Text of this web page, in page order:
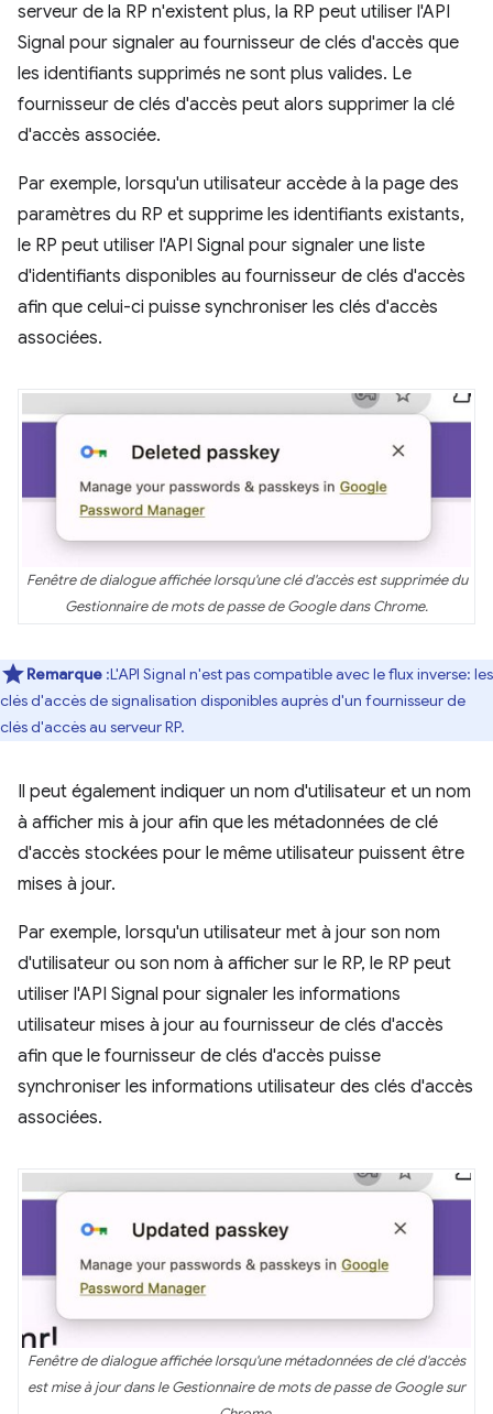
serveur de la RP n'existent plus, la RP peut utiliser l'API
Signal pour signaler au fournisseur de clés d'accès que
les identifiants supprimés ne sont plus valides. Le
fournisseur de clés d'accès peut alors supprimer la clé
d'accès associée.
Par exemple, lorsqu'un utilisateur accède à la page des
paramètres du RP et supprime les identifiants existants,
le RP peut utiliser l'API Signal pour signaler une liste
d'identifiants disponibles au fournisseur de clés d'accès
afin que celui-ci puisse synchroniser les clés d'accès
associées.
Fenêtre de dialogue affichée lorsqu'une clé d'accès est supprimée du
Gestionnaire de mots de passe de Google dans Chrome.
Remarque :L'API Signal n'est pas compatible avec le flux inverse: les
clés d'accès de signalisation disponibles auprès d'un fournisseur de
clés d'accès au serveur RP.
Il peut également indiquer un nom d'utilisateur et un nom
à afficher mis à jour afin que les métadonnées de clé
d'accès stockées pour le même utilisateur puissent être
mises à jour.
Par exemple, lorsqu'un utilisateur met à jour son nom
d'utilisateur ou son nom à afficher sur le RP, le RP peut
utiliser l'API Signal pour signaler les informations
utilisateur mises à jour au fournisseur de clés d'accès
afin que le fournisseur de clés d'accès puisse
synchroniser les informations utilisateur des clés d'accès
associées.
Fenêtre de dialogue affichée lorsqu'une métadonnées de clé d'accès
est mise à jour dans le Gestionnaire de mots de passe de Google sur